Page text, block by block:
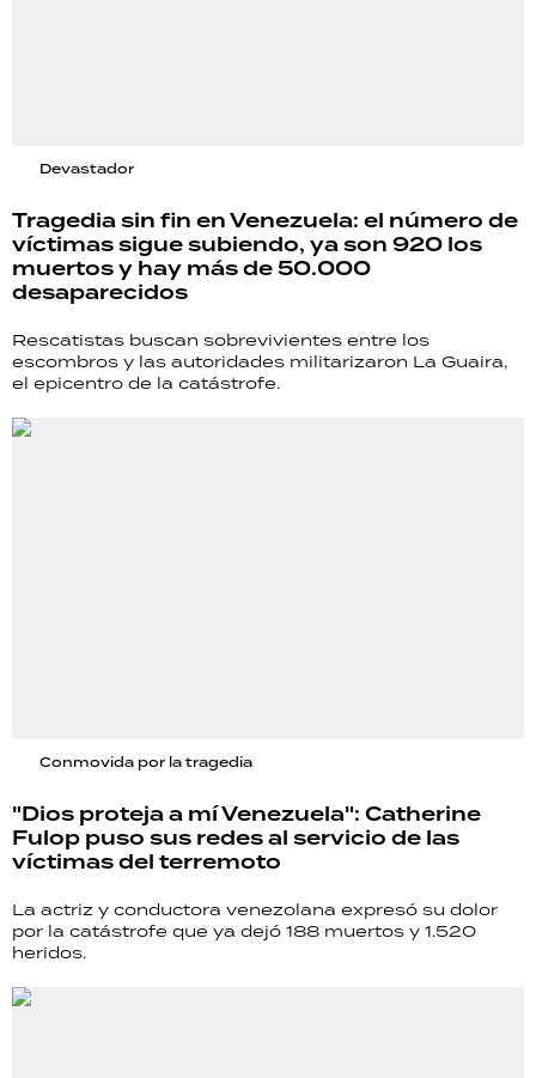
Devastador
Tragedia sin fin en Venezuela: el número de
víctimas sigue subiendo, ya son 920 los
muertos y hay más de 50.000
desaparecidos
Rescatistas buscan sobrevivientes entre los
escombros y las autoridades militarizaron La Guaira,
el epicentro de la catástrofe.
Conmovida por la tragedia
"Dios proteja a mí Venezuela": Catherine
Fulop puso sus redes al servicio de las
víctimas del terremoto
La actriz y conductora venezolana expresó su dolor
por la catástrofe que ya dejó 188 muertos y 1.520
heridos.